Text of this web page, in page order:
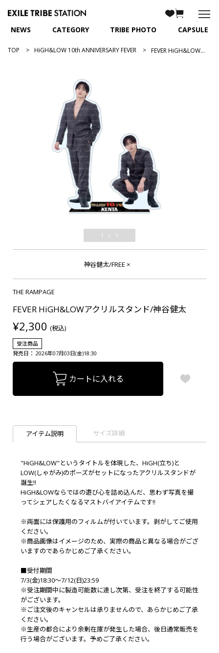
NEWS CATEGORY TRIBE PHOTO CAPSULE
TOP HiGH&LOW 10th ANNIVERSARY FEVER FEVER HiGH&LOWアクリルスタンド/神谷健太
1 / 1
神谷健太/FREE ×
THE RAMPAGE
FEVER HiGH&LOWアクリルスタンド/神谷健太
¥2,300 (税込)
受注商品
発売日： 2026年07月03日(金)18:30
カートに入れる
アイテム説明 サイズ詳細
"HiGH&LOW"というタイトルを体現した、HiGH(立ち)と
LOW(しゃがみ)のポーズがセットになったアクリルスタンドが
誕生!!
HiGH&LOWならではの遊び心を詰め込んだ、思わず写真を撮
ってシェアしたくなるマストバイアイテムです!!
※両面には保護用のフィルムが付いています。剥がしてご使用
ください。
※商品画像はイメージのため、実際の商品と異なる場合がござ
いますのであらかじめご了承ください。
■受付期間
7/3(金)18:30～7/12(日)23:59
※受注期間中に製造可能数に達し次第、受注を終了する可能性
がございます。
※ご注文後のキャンセルは承りませんので、あらかじめご了承
ください。
※生産の都合により余剰在庫が発生した場合、後日通常販売を
行う場合がございます。予めご了承ください。